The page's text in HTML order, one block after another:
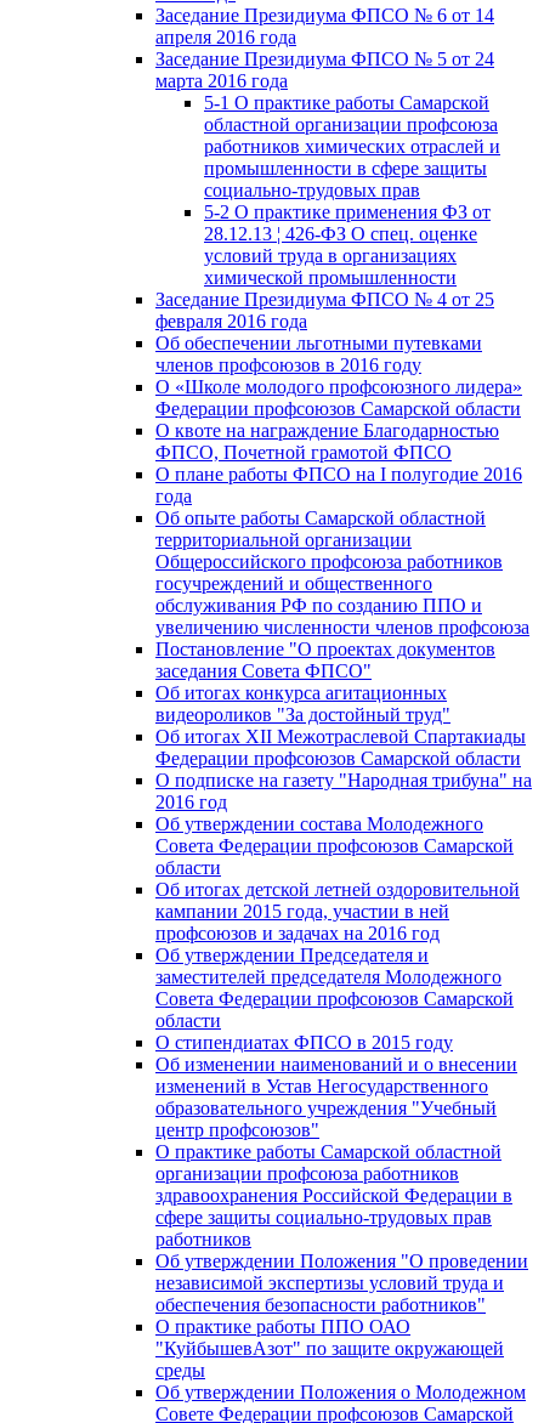
Заседание Президиума ФПСО № 6 от 14
апреля 2016 года
Заседание Президиума ФПСО № 5 от 24
марта 2016 года
5-1 О практике работы Самарской
областной организации профсоюза
работников химических отраслей и
промышленности в сфере защиты
социально-трудовых прав
5-2 О практике применения ФЗ от
28.12.13 ¦ 426-ФЗ О спец. оценке
условий труда в организациях
химической промышленности
Заседание Президиума ФПСО № 4 от 25
февраля 2016 года
Об обеспечении льготными путевками
членов профсоюзов в 2016 году
О «Школе молодого профсоюзного лидера»
Федерации профсоюзов Самарской области
О квоте на награждение Благодарностью
ФПСО, Почетной грамотой ФПСО
О плане работы ФПСО на I полугодие 2016
года
Об опыте работы Самарской областной
территориальной организации
Общероссийского профсоюза работников
госучреждений и общественного
обслуживания РФ по созданию ППО и
увеличению численности членов профсоюза
Постановление "О проектах документов
заседания Совета ФПСО"
Об итогах конкурса агитационных
видеороликов "За достойный труд"
Об итогах XII Межотраслевой Спартакиады
Федерации профсоюзов Самарской области
О подписке на газету "Народная трибуна" на
2016 год
Об утверждении состава Молодежного
Совета Федерации профсоюзов Самарской
области
Об итогах детской летней оздоровительной
кампании 2015 года, участии в ней
профсоюзов и задачах на 2016 год
Об утверждении Председателя и
заместителей председателя Молодежного
Совета Федерации профсоюзов Самарской
области
О стипендиатах ФПСО в 2015 году
Об изменении наименований и о внесении
изменений в Устав Негосударственного
образовательного учреждения "Учебный
центр профсоюзов"
О практике работы Самарской областной
организации профсоюза работников
здравоохранения Российской Федерации в
сфере защиты социально-трудовых прав
работников
Об утверждении Положения "О проведении
независимой экспертизы условий труда и
обеспечения безопасности работников"
О практике работы ППО ОАО
"КуйбышевАзот" по защите окружающей
среды
Об утверждении Положения о Молодежном
Совете Федерации профсоюзов Самарской